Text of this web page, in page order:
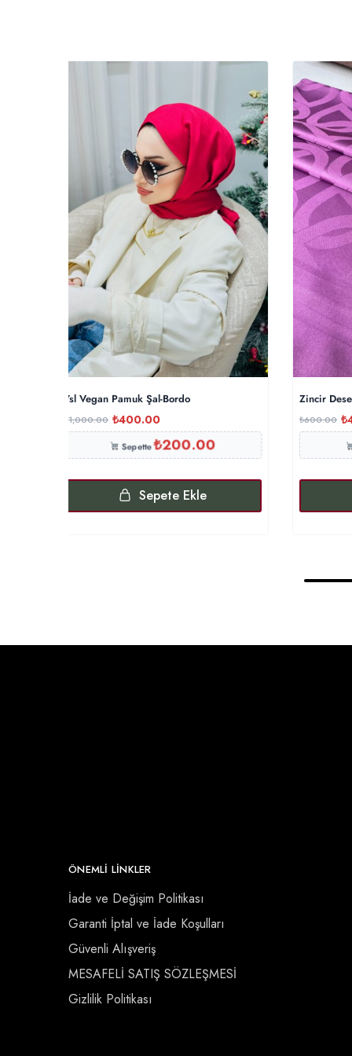
Ysl Vegan Pamuk Şal-Bordo
1,000.00 ₺400.00
Sepette₺200.00
Sepete Ekle
Zincir
₺600.00 ₺
ÖNEMLI LINKLER
İade ve Değişim Politikası
Garanti İptal ve İade Koşulları
Güvenli Alışveriş
MESAFELİ SATIŞ SÖZLEŞMESİ
Gizlilik Politikası